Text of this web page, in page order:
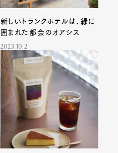
新しいトランクホテルは、緑に
囲まれた都会のオアシス
2023.10.2